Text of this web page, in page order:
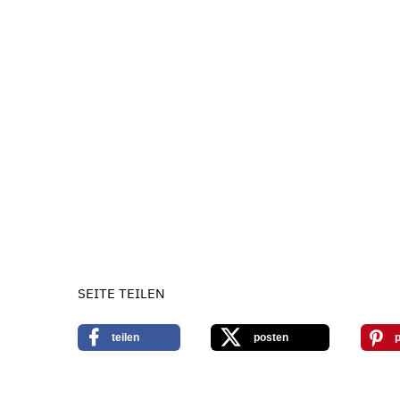
SEITE TEILEN
teilen posten